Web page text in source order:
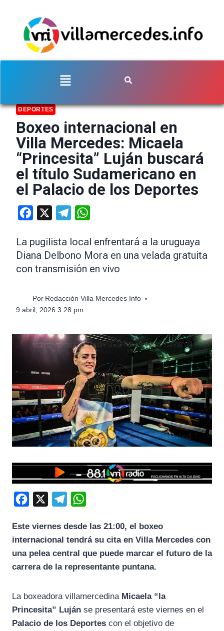
DEPORTES
Boxeo internacional en
Villa Mercedes: Micaela
“Princesita” Luján buscará
el título Sudamericano en
el Palacio de los Deportes
Facebook Telegram
La pugilista local enfrentará a la uruguaya
Diana Delbono Mora en una velada gratuita
con transmisión en vivo
Por Redacción Villa Mercedes Info
9 abril, 2026 3:28 pm
c
e
b
l
e
g
a
t
s
Este viernes desde las 21:00, el boxeo
internacional tendrá su cita en Villa Mercedes con
una pelea central que puede marcar el futuro de la
carrera de la representante puntana.
La boxeadora villamercedina Micaela “la
Princesita” Luján se presentará este viernes en el
Palacio de los Deportes con el objetivo de